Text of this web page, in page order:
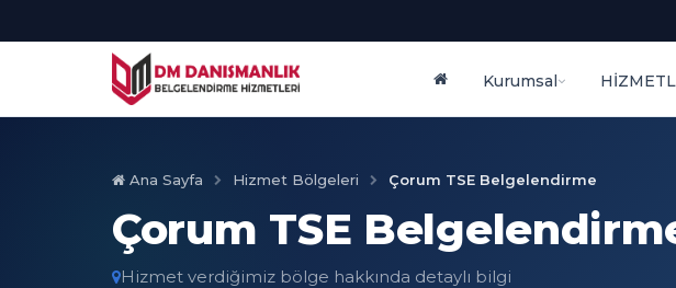
Kurumsal
Ana Sayfa Hizmet Bölgeleri Çorum TSE Belgelendirme
Çorum TSE
Hizmet verdiğimiz bölge hakkında detaylı bilgi